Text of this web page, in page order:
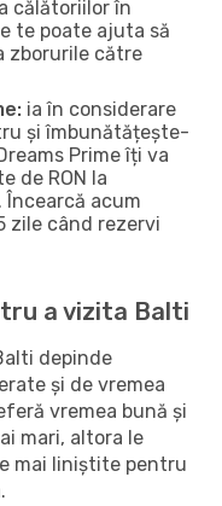
călătoriilor în
te poate ajuta să
zborurile către
ia în considerare
și îmbunătățește-
Prime îți va
de RON la
acum
zile când rezervi
a vizita Balti
depinde
și de vremea
vremea bună și
mari, altora le
mai liniștite pentru